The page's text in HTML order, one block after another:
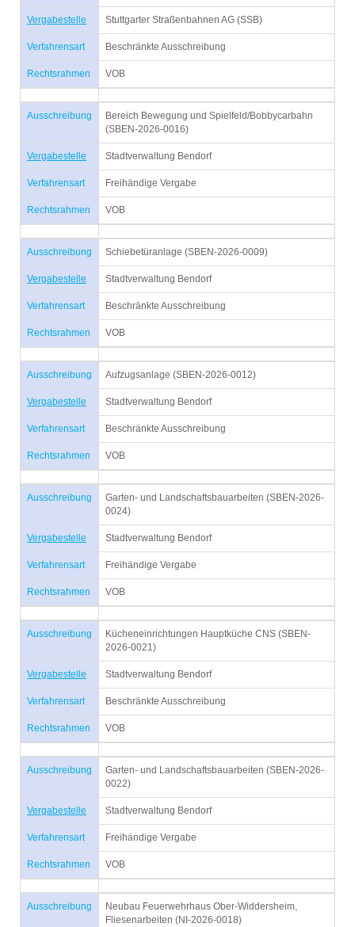
Vergabestelle Stuttgarter Straßenbahnen AG (SSB)
Verfahrensart Beschränkte Ausschreibung
Rechtsrahmen VOB
Ausschreibung
Bereich Bewegung und Spielfeld/Bobbycarbahn
(SBEN-2026-0016)
Vergabestelle Stadtverwaltung Bendorf
Verfahrensart Freihändige Vergabe
Rechtsrahmen VOB
Ausschreibung Schiebetüranlage (SBEN-2026-0009)
Vergabestelle Stadtverwaltung Bendorf
Verfahrensart Beschränkte Ausschreibung
Rechtsrahmen VOB
Ausschreibung Aufzugsanlage (SBEN-2026-0012)
Vergabestelle Stadtverwaltung Bendorf
Verfahrensart Beschränkte Ausschreibung
Rechtsrahmen VOB
Ausschreibung
Garten- und Landschaftsbauarbeiten (SBEN-2026-
0024)
Vergabestelle Stadtverwaltung Bendorf
Verfahrensart Freihändige Vergabe
Rechtsrahmen VOB
Ausschreibung
Kücheneinrichtungen Hauptküche CNS (SBEN-
2026-0021)
Vergabestelle Stadtverwaltung Bendorf
Verfahrensart Beschränkte Ausschreibung
Rechtsrahmen VOB
Ausschreibung
Garten- und Landschaftsbauarbeiten (SBEN-2026-
0022)
Vergabestelle Stadtverwaltung Bendorf
Verfahrensart Freihändige Vergabe
Rechtsrahmen VOB
Ausschreibung
Neubau Feuerwehrhaus Ober-Widdersheim,
Fliesenarbeiten (NI-2026-0018)